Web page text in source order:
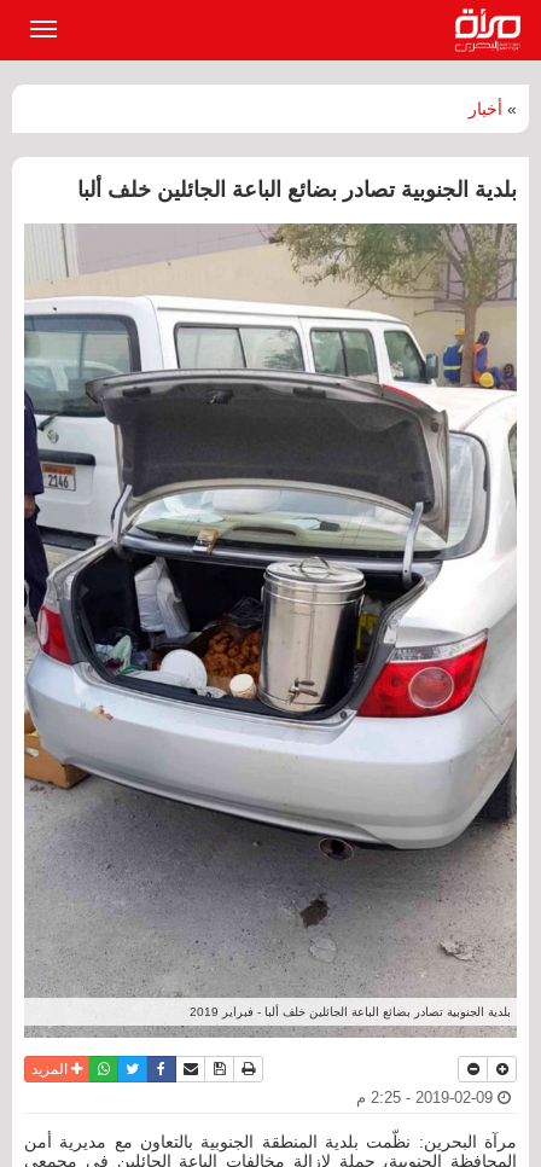
» أخبار
بلدية الجنوبية تصادر بضائع الباعة الجائلين خلف ألبا
بلدية الجنوبية تصادر بضائع الباعة الجائلين خلف ألبا - فبراير 2019
نسخة للطباعة
حفظ الموضوع
أرسل الى صديق
فيسبوكتويترواتسابالمزيد
مرآة البحرين: نظّمت بلدية المنطقة الجنوبية بالتعاون مع مديرية أمن
المحافظة الجنوبية، حملة لإزالة مخالفات الباعة الجائلين في مجمعي